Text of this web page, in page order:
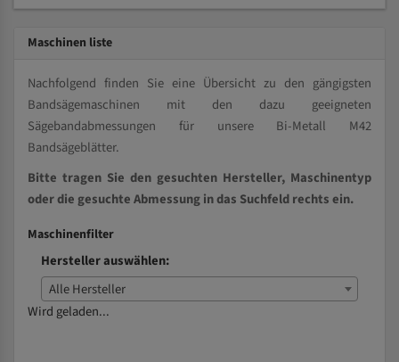
Maschinen liste
Nachfolgend finden Sie eine Übersicht zu den gängigsten
Bandsägemaschinen mit den dazu geeigneten
Sägebandabmessungen für unsere Bi-Metall M42
Bandsägeblätter.
Bitte tragen Sie den gesuchten Hersteller, Maschinentyp
oder die gesuchte Abmessung in das Suchfeld rechts ein.
Maschinenfilter
Hersteller auswählen:
Alle Hersteller
Wird geladen...